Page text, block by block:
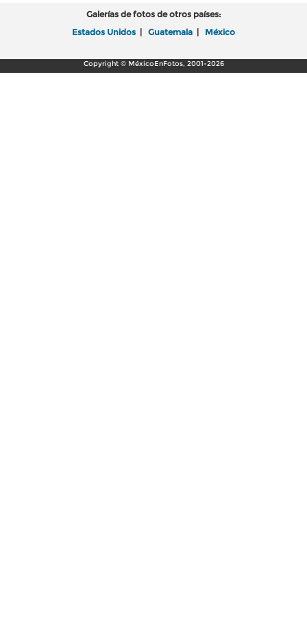
Galerías de fotos de otros países:
Estados Unidos | Guatemala | México
Copyright © MéxicoEnFotos, 2001-2026